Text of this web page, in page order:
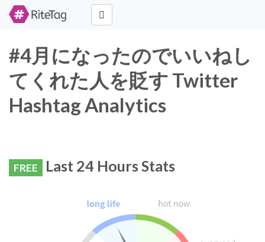
#4月になったのでいいねし
てくれた人を貶す Twitter
Hashtag Analytics
FREE Last 24 Hours Stats